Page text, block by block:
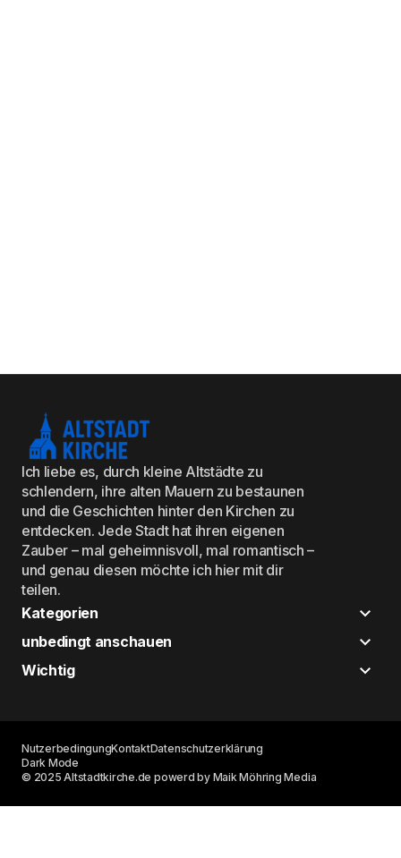
Ich liebe es, durch kleine Altstädte zu
schlendern, ihre alten Mauern zu bestaunen
und die Geschichten hinter den Kirchen zu
entdecken. Jede Stadt hat ihren eigenen
Zauber – mal geheimnisvoll, mal romantisch –
und genau diesen möchte ich hier mit dir
teilen.
Kategorien
unbedingt anschauen
Wichtig
© 2025 Altstadtkirche.de powerd by Maik Möhring Media
NutzerbedingungKontaktDatenschutzerklärung
Dark Mode